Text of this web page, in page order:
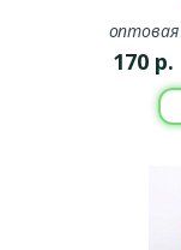
оптовая
170 р.